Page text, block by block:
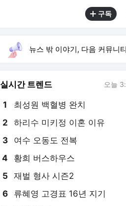
구독
뉴스 밖 이야기, 다음 커뮤니티 웹에
실시간 트렌드 오늘
1 최성원 백혈병 완치
2 하리수 미키정 이혼 이유
3 여수 오동도 전복
4 황희 버스하우스
5 재벌 형사 시즌2
6 류혜영 고경표 16년 지기